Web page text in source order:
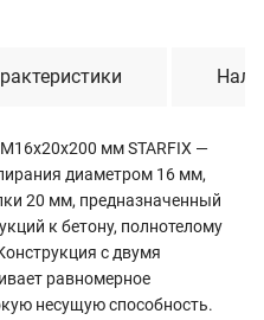
мм STARFIX —
диаметром 16 мм,
20 мм, предназначенный
к бетону, полнотелому
с двумя
равномерное
несущую способность.